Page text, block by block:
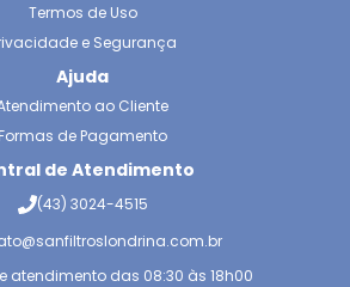
Termos de Uso
e Segurança
Ajuda
ao Cliente
Formas de Pagamento
de Atendimento
(43) 3024-4515
atendimento das 08:30 às 18h00